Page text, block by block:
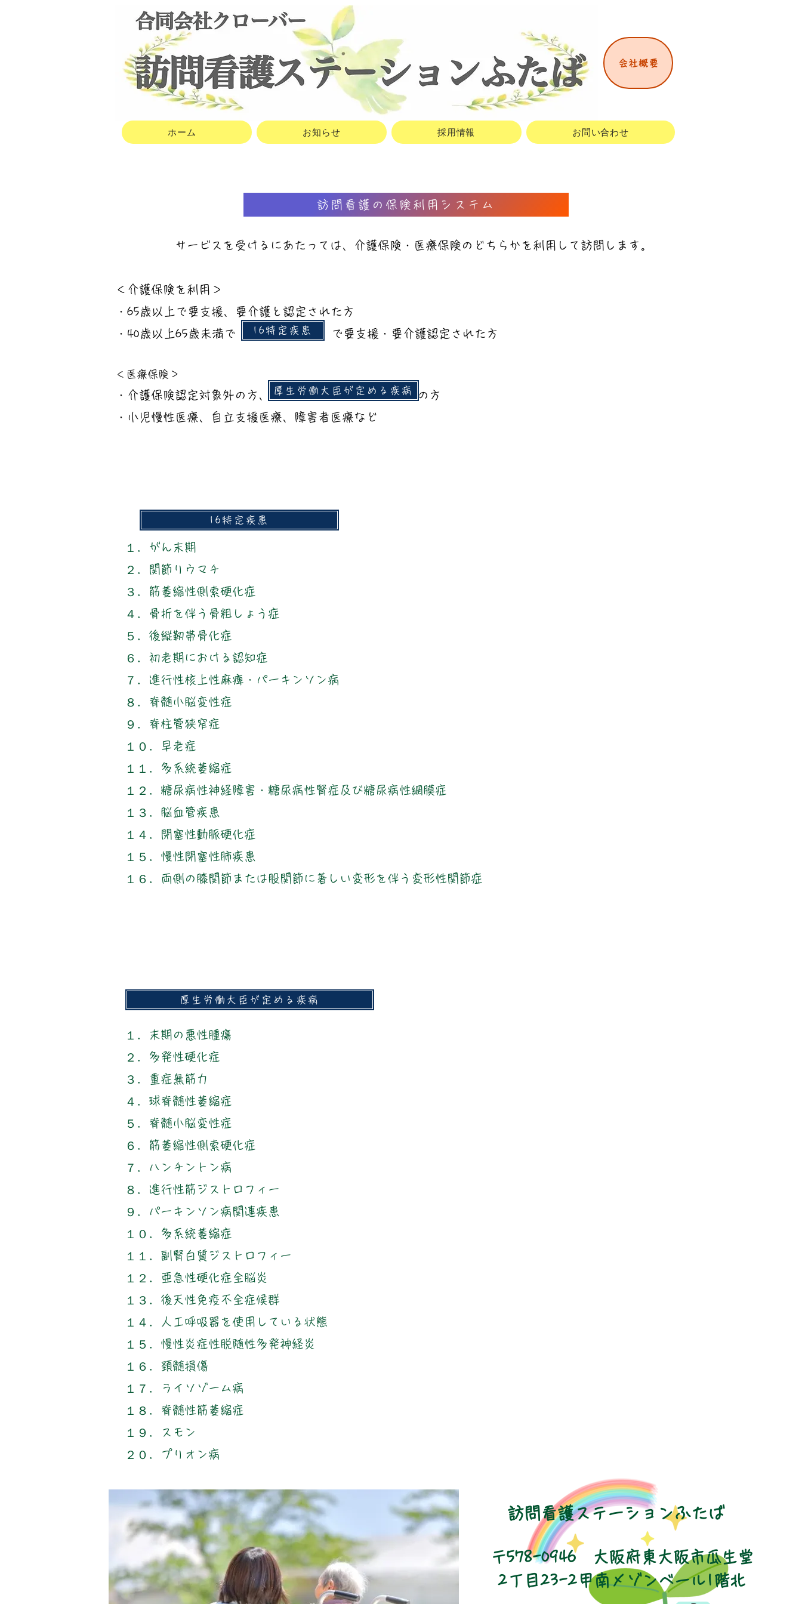
会社概要
ホーム お知らせ 採用情報 お問い合わせ
サ ービスを受けるにあたっては、介護保険・医療保険のどちらかを利用して訪問します。
＜介護保険を利用＞
・65歳以上で要支援、要介護と認定された方
​・40歳以上65歳未満で​ で要支援・要介護認定された方
​＜医療保険＞
​・介護保険認定対象外の方、
の方
・小児慢性医療、自立支援医療、障害者医療など
16特定疾患
厚生労働大臣が定める疾病
訪問看護の保険利用システム
１．がん末期
２．関節リウマチ
３．筋萎縮性側索硬化症
４．骨折を伴う骨粗しょう症
５．後縦靭帯骨化症
６．初老期における認知症
７．進行性核上性麻痺・パーキンソン病
８．脊髄小脳変性症
９．脊柱管狭窄症
１０．早老症
​１１．多系統萎縮症
１２．糖尿病性神経障害・糖尿病性腎症及び糖尿病性網膜症
１３．脳血管疾患
１４．閉塞性動脈硬化症
１５．慢性閉塞性肺疾患
​１６．両側の膝関節または股関節に著しい変形を伴う変形性関節症
16特定疾患
１．末期の悪性腫瘍
２．多発性硬化症
３．重症無筋力
４．球脊髄性萎縮症
５．脊髄小脳変性症
６．筋萎縮性側索硬化症
７．ハンチントン病
８．進行性筋ジストロフィー
９．パーキンソン病関連疾患
１０．多系統萎縮症
​１１．副腎白質ジストロフィー
１２．亜急性硬化症全脳炎
１３．後天性免疫不全症候群
１４．人工呼吸器を使用している状態
１５．慢性炎症性脱随性多発神経炎
​１６．頚髄損傷
１７．ライソゾーム病
１８．脊髄性筋萎縮症
１９．スモン
​２０．プリオン病
厚生労働大臣が定める疾病
訪問看護ステーションふたば
〒578-0946 大阪府東大阪市瓜生堂
2丁目23-2甲南メゾンベール1階北